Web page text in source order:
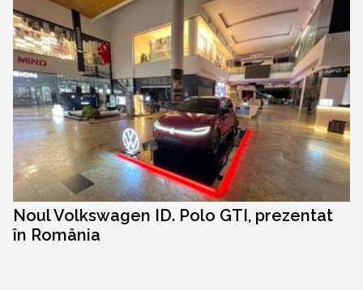
Noul Volkswagen ID. Polo GTI, prezentat
în România